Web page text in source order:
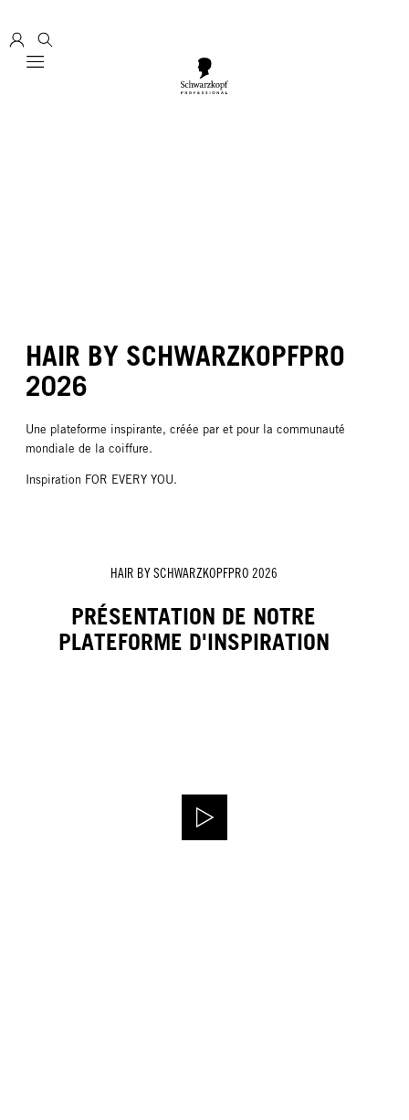
Mobile navigation
HAIR BY SCHWARZKOPFPRO
2026
Une plateforme inspirante, créée par et pour la communauté
mondiale de la coiffure.
Inspiration FOR EVERY YOU.
HAIR BY SCHWARZKOPFPRO 2026
PRÉSENTATION DE NOTRE
PLATEFORME D'INSPIRATION